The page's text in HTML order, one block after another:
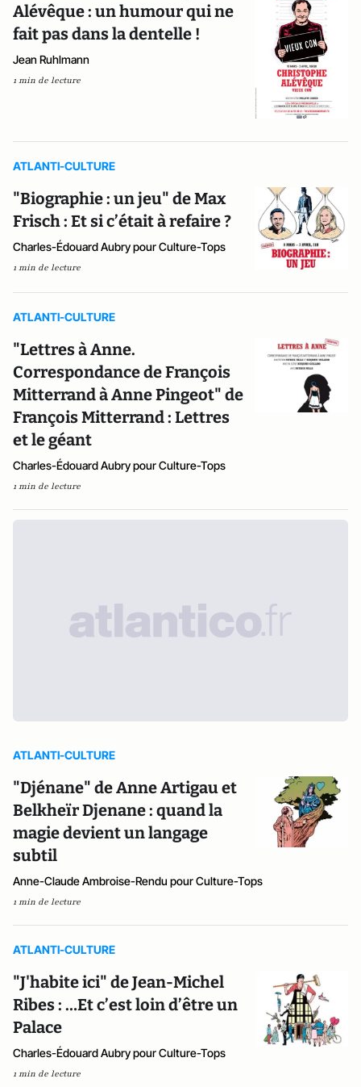
Alévêque : un humour qui ne
fait pas dans la dentelle !
Jean Ruhlmann
1 min de lecture
ATLANTI-CULTURE
"Biographie : un jeu" de Max
Frisch : Et si c’était à refaire ?
Charles-Édouard Aubry pour Culture-Tops
1 min de lecture
ATLANTI-CULTURE
"Lettres à Anne.
Correspondance de François
Mitterrand à Anne Pingeot" de
François Mitterrand : Lettres
et le géant
Charles-Édouard Aubry pour Culture-Tops
1 min de lecture
ATLANTI-CULTURE
"Djénane" de Anne Artigau et
Belkheïr Djenane : quand la
magie devient un langage
subtil
Anne-Claude Ambroise-Rendu pour Culture-Tops
1 min de lecture
ATLANTI-CULTURE
"J'habite ici" de Jean-Michel
Ribes : …Et c’est loin d’être un
Palace
Charles-Édouard Aubry pour Culture-Tops
1 min de lecture